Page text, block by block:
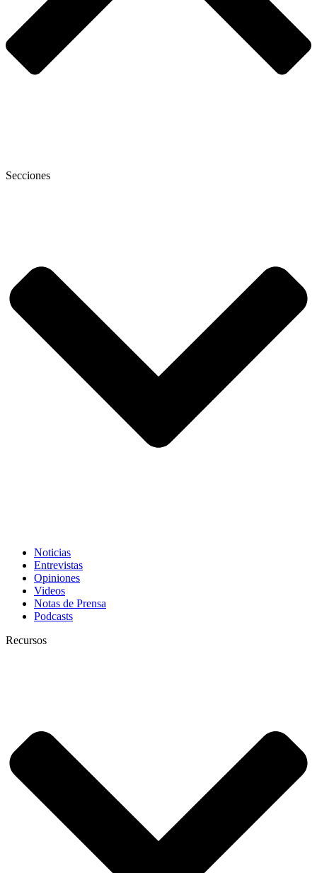
Secciones
Noticias
Entrevistas
Opiniones
Videos
Notas de Prensa
Podcasts
Recursos